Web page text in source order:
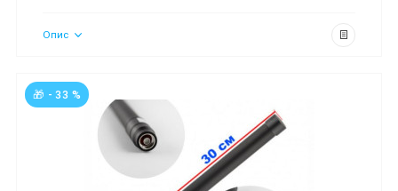
Опис
🎁 - 33 %